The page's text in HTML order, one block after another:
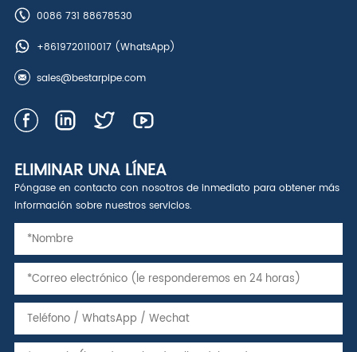
0086 731 88678530
+8619720110017(WhatsApp)
sales@bestarpipe.com
ELIMINAR UNA LÍNEA
Póngase en contacto con nosotros de inmediato para obtener más
información sobre nuestros servicios.